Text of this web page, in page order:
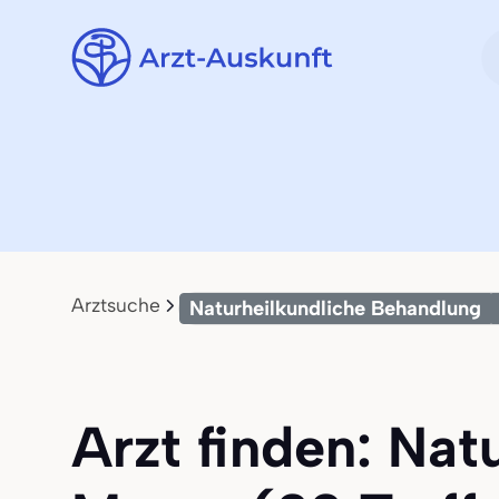
Arztsuche Naturheilkundliche Behandlung
Arzt finden: